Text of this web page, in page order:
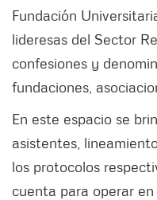
Fundación
lideresas del Sector
confesiones y
fundaciones,
En este espacio se
asistentes,
los protocolos
cuenta para operar